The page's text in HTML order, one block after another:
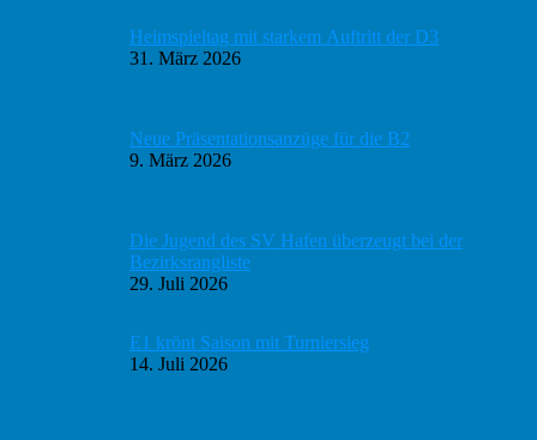
Heimspieltag mit starkem Auftritt der D3
31. März 2026
Neue Präsentationsanzüge für die B2
9. März 2026
Die Jugend des SV Hafen überzeugt bei der
Bezirksrangliste
29. Juli 2026
E1 krönt Saison mit Turniersieg
14. Juli 2026